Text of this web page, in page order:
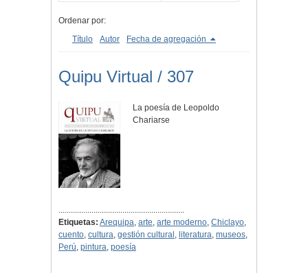
Ordenar por:
Título
Autor Fecha de agregación
Quipu Virtual / 307
La poesía de Leopoldo
Chariarse
.............................................................
Etiquetas: Arequipa, arte, arte moderno, Chiclayo,
cuento, cultura, gestión cultural , literatura, museos,
Perú, pintura, poesía